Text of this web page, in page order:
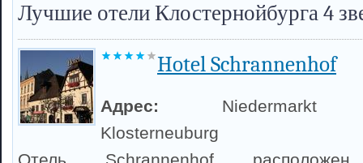
Лучшие отели Клостернойбурга 4
Hotel Schrannenhof
Адрес: Niedermarkt
Klosterneuburg